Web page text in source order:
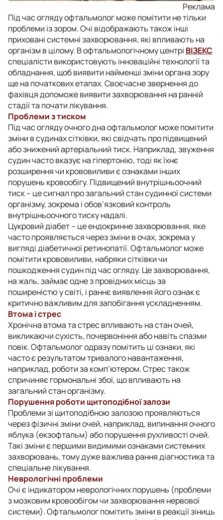
Реклама
Під час огляду офтальмолог може помітити не тільки
проблеми із зором. Очі відображають також інші
приховані системні захворювання, які впливають на
організм в цілому. В офтальмологічному центрі ВІЗЕКС
спеціалісти використовують інноваційні технології та
обладнання, щоб виявити найменші зміни органа зору
ще на початкових етапах. Своєчасне звернення до
фахівця допоможе виявити захворювання на ранній
стадії та почати лікування.
Проблеми з тиском
Під час огляду очного дна офтальмолог може помітити
зміни в судинах сітківки, які свідчать про підвищений
або знижений артеріальний тиск. Наприклад, звуження
судин часто вказує на гіпертонію, тоді як їхнє
розширення чи крововиливи є ознаками інших
порушень кровообігу. Підвищений внутрішньоочний
тиск – це сигнал про загальний стан судинної системи
організму, зокрема і обов’язковий контроль
внутрішньоочного тиску надалі.
Цукровий діабет – це ендокринне захворювання, яке
часто проявляється через зміни в очах, зокрема у
вигляді діабетичної ретинопатії. Офтальмолог може
помітити крововиливи, набряки сітківки чи
пошкодження судин під час огляду. Це захворювання,
на жаль, займає одне з провідних місць за
поширеністю у світі, і раннє виявлення його ознак є
критично важливим для запобігання ускладненням.
Втома і стрес
Хронічна втома та стрес впливають на стан очей,
викликаючи сухість, почервоніння або навіть спазми
повік. Офтальмолог одразу помітить ці ознаки, які
часто є результатом тривалого навантаження,
наприклад, роботи за комп’ютером. Стрес також
спричиняє гормональні збої, що впливають на
загальний стан організму.
Порушення роботи щитоподібної залози
Проблеми зі щитоподібною залозою проявляються
через фізичні зміни очей, наприклад, випинання очного
яблука (екзофтальм) або порушення рухливості очей.
Такі зміни є першими видимими ознаками системних
захворювань, тому дуже важлива рання діагностика та
спеціальне лікування.
Неврологічні проблеми
Очі є індикатором неврологічних порушень (проблеми
з мозковим кровообігом чи захворювання нервової
системи). Офтальмолог помітить зміни в реакції зіниць